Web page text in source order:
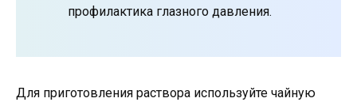
профилактика глазного давления.
Для приготовления раствора используйте чайную